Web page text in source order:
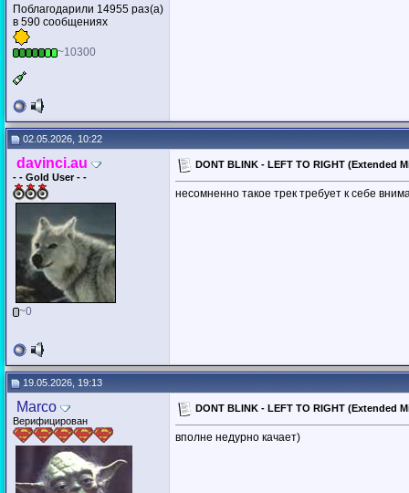
Поблагодарили 14955 раз(а)
в 590 сообщениях
~10300
02.05.2026, 10:22
davinci.au
- - Gold User - -
~0
DONT BLINK - LEFT TO RIGHT (Extended
несомненно такое трек требует к себе
19.05.2026, 19:13
Marco
Верифицирован
DONT BLINK - LEFT TO RIGHT (Extended
вполне недурно качает)